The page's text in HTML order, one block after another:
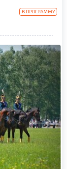
В ПРОГРАММУ